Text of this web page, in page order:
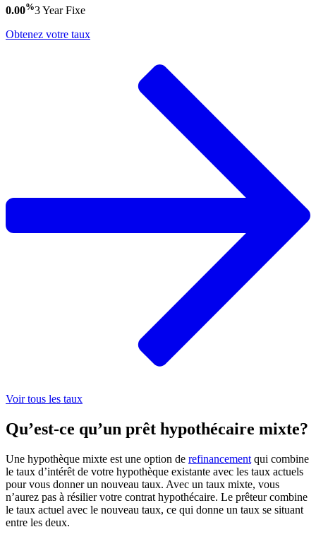
0.00%3 YearFixe
Obtenez votre taux
Voir tous les taux
Qu’est-ce qu’un prêt hypothécaire mixte?
Une hypothèque mixte est une option de refinancement qui combine
le taux d’intérêt de votre hypothèque existante avec les taux actuels
pour vous donner un nouveau taux. Avec un taux mixte, vous
n’aurez pas à résilier votre contrat hypothécaire. Le prêteur combine
le taux actuel avec le nouveau taux, ce qui donne un taux se situant
entre les deux.